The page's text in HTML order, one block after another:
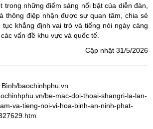
trong những điểm sáng nổi bật của diễn đàn,
thông điệp nhận được sự quan tâm, chia sẻ
khẳng định vai trò và tiếng nói ngày càng
vấn đề khu vực và quốc tế.
Cập nhật 31/5/2026
baochinhphu.vn
be-mac-doi-thoai-shangri-la-lan-
va-tieng-noi-vi-hoa-binh-an-ninh-phat-